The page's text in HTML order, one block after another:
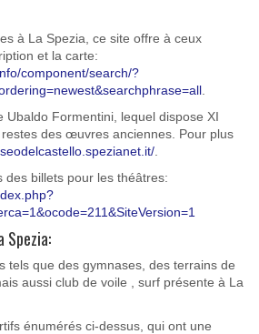
à La Spezia, ce site offre à ceux
et la carte:
component/search/?
Ubaldo Formentini, lequel dispose XI
des œuvres anciennes. Pour plus
des billets pour les théâtres:
Spezia:
tels que des gymnases, des terrains de
aussi club de voile , surf présente à La
énumérés ci-dessus, qui ont une